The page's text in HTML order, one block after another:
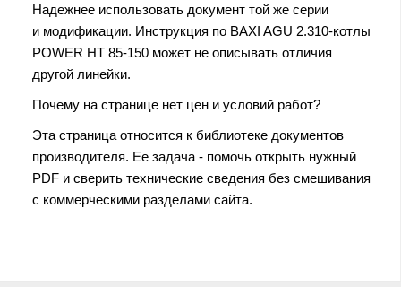
Надежнее использовать документ той же серии
и модификации. Инструкция по BAXI AGU 2.310-котлы
POWER HT 85-150 может не описывать отличия
другой линейки.
Почему на странице нет цен и условий работ?
Эта страница относится к библиотеке документов
производителя. Ее задача - помочь открыть нужный
PDF и сверить технические сведения без смешивания
с коммерческими разделами сайта.